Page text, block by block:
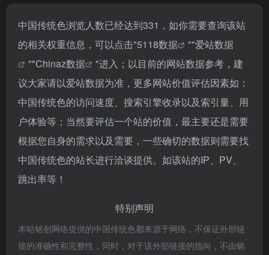
中国传统色浏览人数已经达到331，如你需要查询该站
的相关权重信息，可以点击"5118数据 ""爱站数据
""Chinaz数据
"进入；以目前的网站数据参考，建
议大家请以爱站数据为准，更多网站价值评估因素如：
中国传统色的访问速度、搜索引擎收录以及索引量、用
户体验等；当然要评估一个站的价值，最主要还是需要
根据您自身的需求以及需要，一些确切的数据则需要找
中国传统色的站长进行洽谈提供。如该站的IP、PV、
跳出率等！
特别声明
本站铭创网络提供的中国传统色都来源于网络，不保证外部链
接的准确性和完整性，同时，对于该外部链接的指向，不由铭